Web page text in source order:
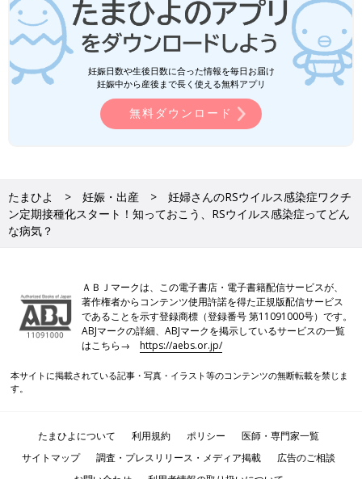
妊娠日数や生後日数に合った情報を毎日お届け
妊娠中から産後まで長く使える無料アプリ
無料ダウンロード
たまひよ 妊娠・出産
妊婦さんのRSウイルス感染症ワクチ
ン定期接種化スタート！知っておこう、RSウイルス感染症ってどん
な病気？
ＡＢＪマークは、この電子書店・電子書籍配信サービスが、
著作権者からコンテンツ使用許諾を得た正規版配信サービス
であることを示す登録商標（登録番号 第11091000号）です。
ABJマークの詳細、ABJマークを掲示しているサービスの一覧
はこちら→https://aebs.or.jp/
本サイトに掲載されている記事・写真・イラスト等のコンテンツの無断転載を禁じま
す。
たまひよについて 利用規約 ポリシー
医師・専門家一覧
サイトマップ
調査・プレスリリース・メディア掲載
広告のご相談